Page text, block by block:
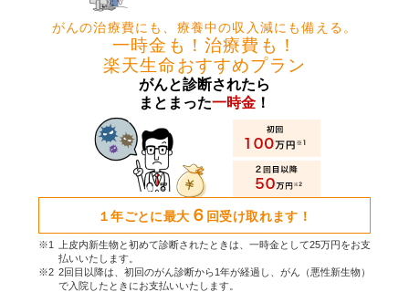
がんの治療費にも、療養中の収入減にも備える。
一時金も！治療費も！
楽天生命おすすめプラン
がんと診断されたら
まとまった一時金 ！
１年ごとに最大 ６ 回受け取れます！
上皮内新生物と初めて診断されたときは、一時金として25万円をお支
払いいたします。
2回目以降は、初回のがん診断から1年が経過し、がん（悪性新生物）
で入院したときにお支払いいたします。